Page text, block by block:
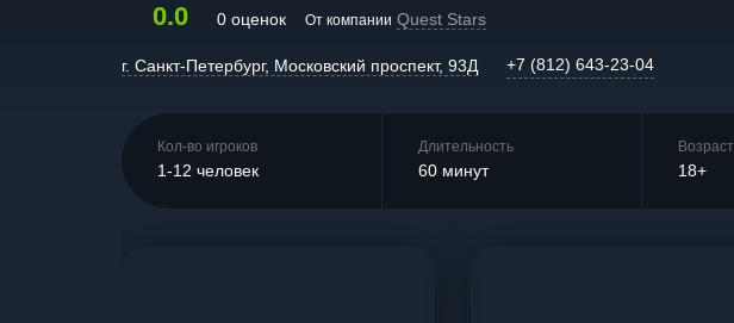
0.0 0 оценок От компании Quest Stars
г. Санкт-Петербург, Московский проспект, 93Д +7 (812) 643-23-04
Кол-во игроков
1-12 человек
Длительность
60 минут
Возраст
18+